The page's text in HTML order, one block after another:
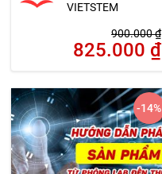
VIETSTEM
900.000₫
825.000 ₫
-14%